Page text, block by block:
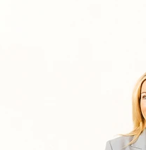
Kliniken für Kinder & Jugendlichen